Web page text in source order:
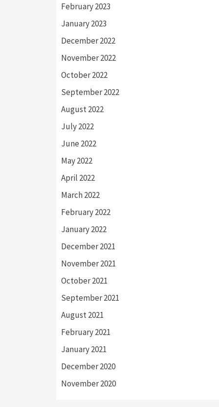
February 2023
January 2023
December 2022
November 2022
October 2022
September 2022
August 2022
July 2022
June 2022
May 2022
April 2022
March 2022
February 2022
January 2022
December 2021
November 2021
October 2021
September 2021
August 2021
February 2021
January 2021
December 2020
November 2020